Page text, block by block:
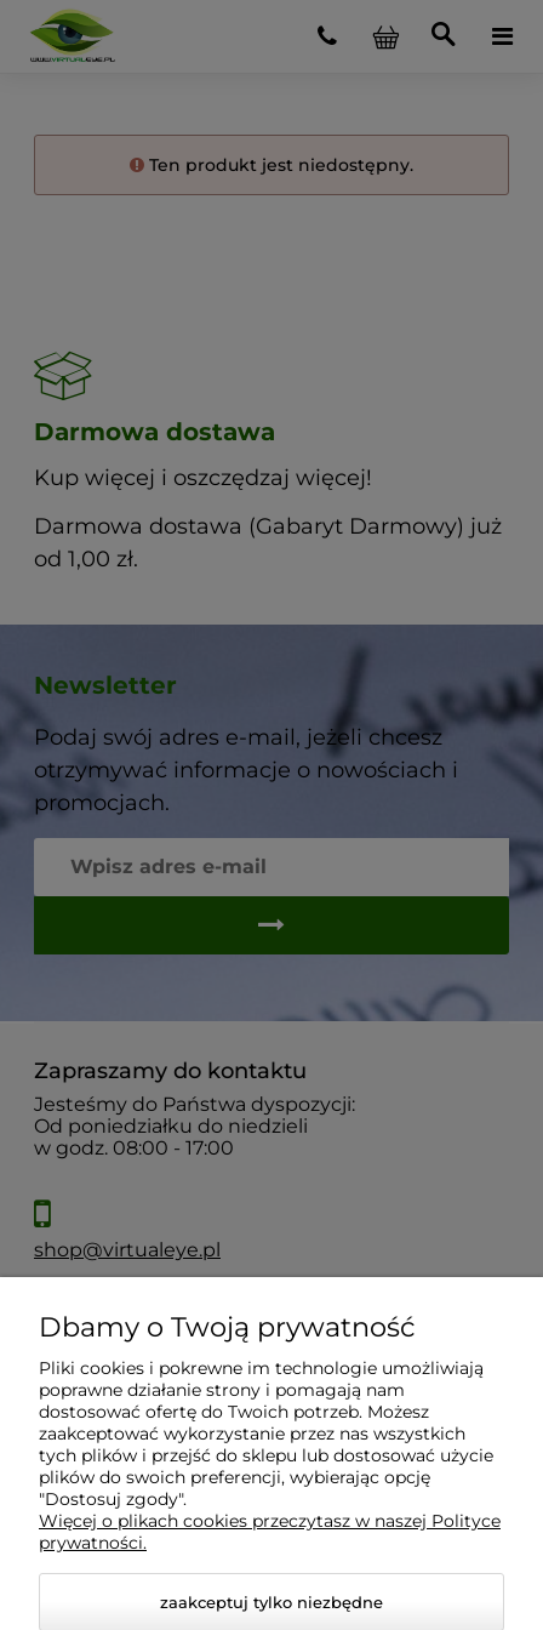
Ten produkt jest niedostępny.
Darmowa dostawa
Kup więcej i oszczędzaj więcej!
Darmowa dostawa (Gabaryt Darmowy) już
od 1,00 zł.
Newsletter
Podaj swój adres e-mail, jeżeli chcesz
otrzymywać informacje o nowościach i
promocjach.
Zapraszamy do kontaktu
Jesteśmy do Państwa dyspozycji:
Od poniedziałku do niedzieli
w godz. 08:00 - 17:00
shop@virtualeye.pl
Moje konto
Płatności i dostawa
Informacje
O nas
Dbamy o Twoją prywatność
Pliki cookies i pokrewne im technologie umożliwiają
poprawne działanie strony i pomagają nam
dostosować ofertę do Twoich potrzeb. Możesz
zaakceptować wykorzystanie przez nas wszystkich
tych plików i przejść do sklepu lub dostosować użycie
plików do swoich preferencji, wybierając opcję
"Dostosuj zgody".
Więcej o plikach cookies przeczytasz w naszej Polityce
prywatności.
zaakceptuj tylko niezbędne